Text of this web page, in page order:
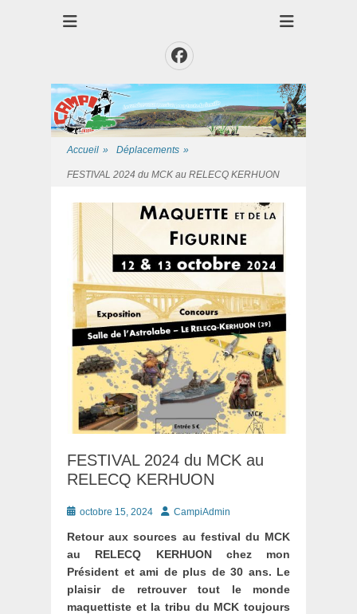
Club CAMPI
Facebook
Accueil » Déplacements »
FESTIVAL 2024 du MCK au RELECQ KERHUON
FESTIVAL 2024 du MCK au
RELECQ KERHUON
Postéoctobre 15, 2024 AuteurCampiAdmin
Retour aux sources au festival du MCK
au RELECQ KERHUON chez mon
Président et ami de plus de 30 ans. Le
plaisir de retrouver tout le monde
maquettiste et la tribu du MCK toujours